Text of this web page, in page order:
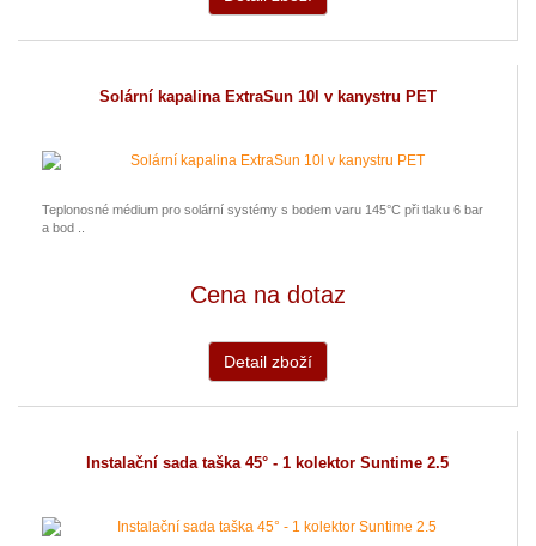
Solární kapalina ExtraSun 10l v kanystru PET
Teplonosné médium pro solární systémy s bodem varu 145°C při tlaku 6 bar
a bod ..
Cena na dotaz
Detail zboží
Instalační sada taška 45° - 1 kolektor Suntime 2.5